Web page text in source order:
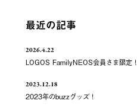
最近の記事
2026.4.22
LOGOS FamilyNEOS会員さま限定！
2023.12.18
2023年のbuzzグッズ！